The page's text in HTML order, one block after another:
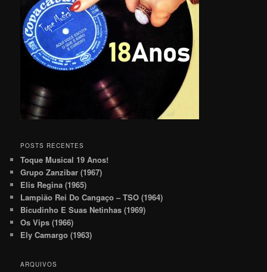
POSTS RECENTES
Toque Musical 19 Anos!
Grupo Zanzibar (1967)
Elis Regina (1965)
Lampião Rei Do Cangaço – TSO (1964)
Bicudinho E Suas Netinhas (1969)
Os Vips (1966)
Ely Camargo (1963)
ARQUIVOS